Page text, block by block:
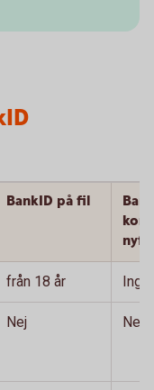
BankID på fil
kort
från 18 år
Nej Nej